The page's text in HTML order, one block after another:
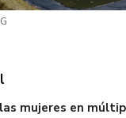
mujeres en